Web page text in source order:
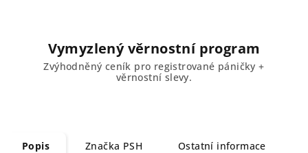
Vymyzlený věrnostní program
Zvýhodněný ceník pro registrované páničky +
věrnostní slevy.
Popis Značka PSH Ostatní informace